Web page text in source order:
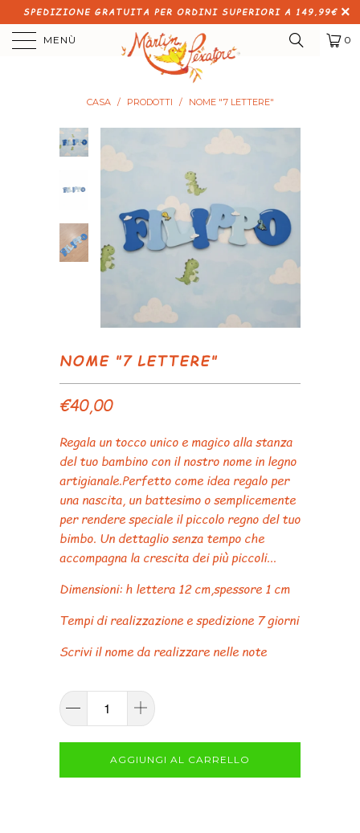
SPEDIZIONE GRATUITA PER ORDINI SUPERIORI A 149,99€
MENÙ 0
CASA / PRODOTTI / NOME "7 LETTERE"
NOME "7 LETTERE"
€40,00
Regala un tocco unico e magico alla stanza
del tuo bambino con il nostro nome in legno
artigianale.Perfetto come idea regalo per
una nascita, un battesimo o semplicemente
per rendere speciale il piccolo regno del tuo
bimbo. Un dettaglio senza tempo che
accompagna la crescita dei più piccoli...
Dimensioni: h lettera 12 cm,spessore 1 cm
Tempi di realizzazione e spedizione 7 giorni
Scrivi il nome da realizzare nelle note
AGGIUNGI AL CARRELLO